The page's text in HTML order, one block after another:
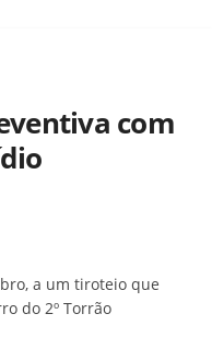
com
a um tiroteio que
do 2º Torrão